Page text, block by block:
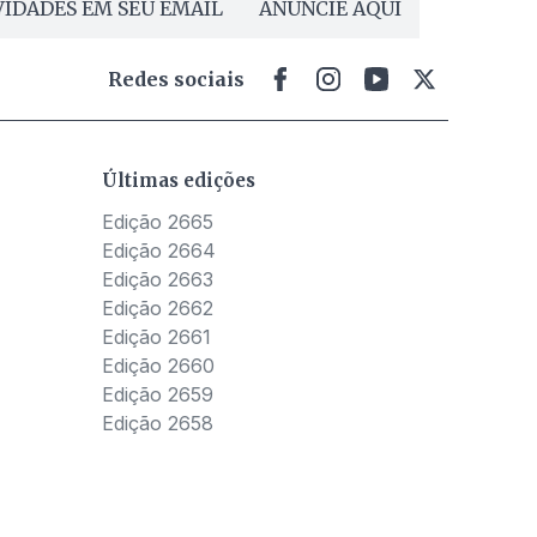
EM SEU EMAIL ANUNCIE AQUI
Redes sociais
Últimas edições
Edição 2665
Edição 2664
Edição 2663
Edição 2662
Edição 2661
Edição 2660
Edição 2659
Edição 2658